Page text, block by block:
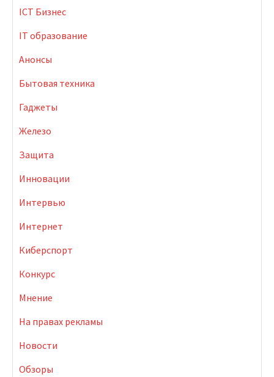
ICT Бизнес
IT образование
Анонсы
Бытовая техника
Гаджеты
Железо
Защита
Инновации
Интервью
Интернет
Киберспорт
Конкурс
Мнение
На правах рекламы
Новости
Обзоры